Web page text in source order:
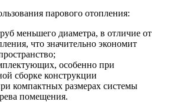
парового отопления:
меньшего диаметра, в отличие от
что значительно экономит
особенно при
сборке конструкции
компактных размерах системы
помещения.